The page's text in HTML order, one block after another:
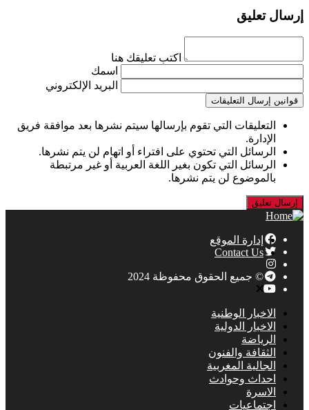
إرسال تعليق
اكتب تعليقك هنا
اسمك
البريد الإلكتروني
قوانين إرسال التعليقات
التعليقات التي تقوم بإرسالها سيتم نشرها بعد موافقة فريق
الإدارة.
الرسائل التي تحتوي على افتراء أو اتهام لن يتم نشرها.
الرسائل التي تكون بغير اللغة العربية أو غير مرتبطة
بالموضوع لن يتم نشرها.
إدارة الموقع
Contact Us
© جميع الحقوق محفوظة 2024
الاخبار الوطنية
الاخبار الدولية
الرياضة
الثقافة والفنون
الجالية المغربية
احداث وحوادث
الاسرة
اجتماعيات